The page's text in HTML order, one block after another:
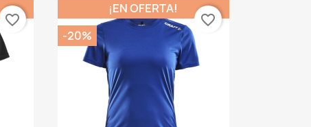
favorite_border
¡EN OFERTA!
-20%
favorite_border